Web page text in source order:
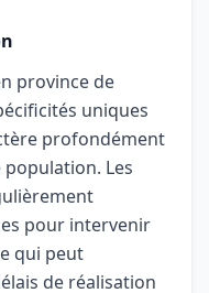
province de
uniques
profondément
Les
pour intervenir
qui peut
de réalisation